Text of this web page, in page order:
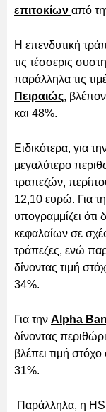
επιτοκίων από
Η επενδυτική
τις τέσσερις
παράλληλα τις
Πειραιώς,
και 48%.
Ειδικότερα, για
μεγαλύτερο
τραπεζών,
12,10 ευρώ. Για
υπογραμμίζει ότι
κεφαλαίων σε
τράπεζες, ενώ
δίνοντας τιμή
34%.
Για την Alpha
δίνοντας
βλέπει τιμή στόχο
31%.
Παράλληλα, η